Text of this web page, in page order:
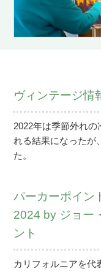
ヴィンテージ情
2022年は季節外れ
れる結果になったが
た。
パーカーポイン
2024 by ジョー
ント
カリフォルニアを代